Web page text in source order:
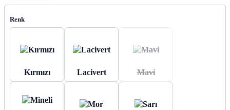
Renk
Kırmızı Lacivert Mavi